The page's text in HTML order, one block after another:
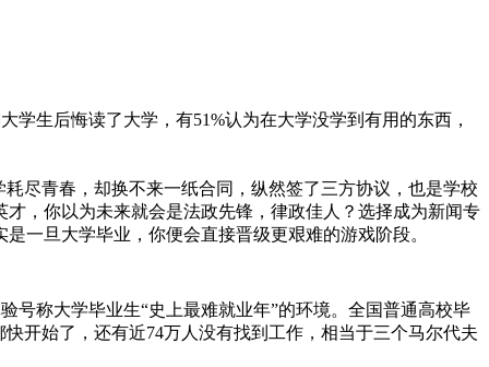
生后悔读了大学，有51%认为在大学没学到有用的东西，
尽青春，却换不来一纸合同，纵然签了三方协议，也是学校
，你以为未来就会是法政先锋，律政佳人？选择成为新闻专
一旦大学毕业，你便会直接晋级更艰难的游戏阶段。
称大学毕业生“史上最难就业年”的环境。全国普通高校毕
开始了，还有近74万人没有找到工作，相当于三个马尔代夫